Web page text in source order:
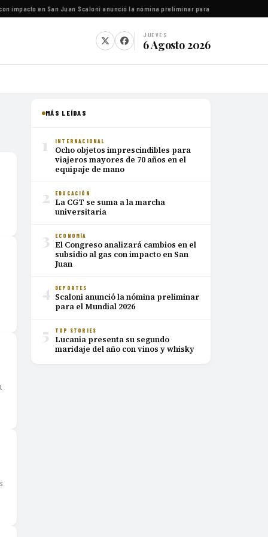
impacto en San Juan·Scaloni anunció la nómina preliminar para el Mundial 2026
JUEVES
6 Agosto 2026
MÁS LEÍDAS
1 INTERNACIONAL
Ocho objetos imprescindibles para
viajeros mayores de 70 años en el
equipaje de mano
2 EDUCACIÓN
La CGT se suma a la marcha
universitaria
3 ECONOMÍA
El Congreso analizará cambios en el
subsidio al gas con impacto en San
Juan
4 DEPORTES
Scaloni anunció la nómina preliminar
para el Mundial 2026
5 TOP STORIES
Lucania presenta su segundo
maridaje del año con vinos y whisky